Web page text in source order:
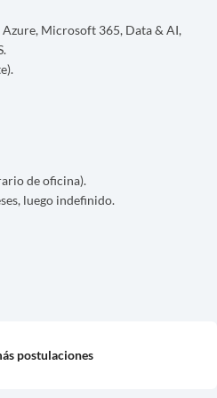
Microsoft 365, Data & AI,
de oficina).
luego indefinido.
postulaciones